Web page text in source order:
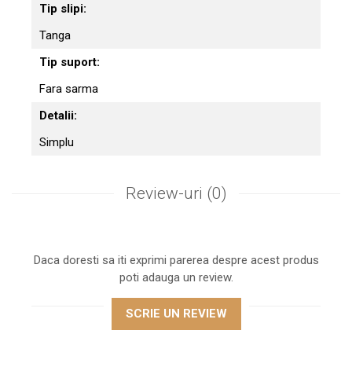
Tip slipi:
Tanga
Tip suport:
Fara sarma
Detalii:
Simplu
Review-uri (0)
Daca doresti sa iti exprimi parerea despre acest produs
poti adauga un review.
SCRIE UN REVIEW